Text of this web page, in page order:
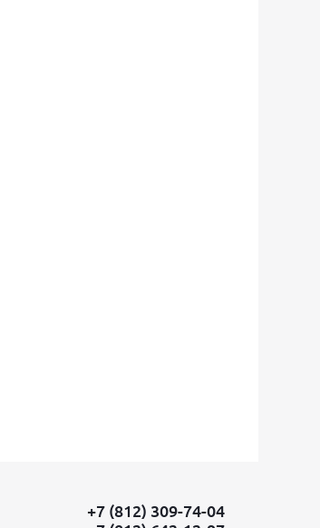
+7 (812) 309-74-04